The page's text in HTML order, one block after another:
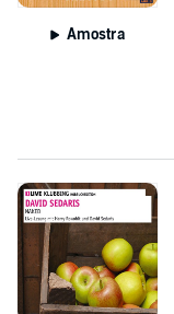
Amostra